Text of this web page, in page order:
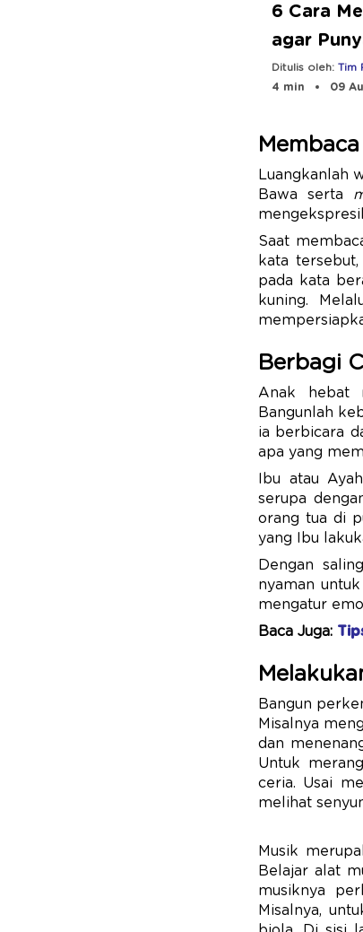
6 Cara
agar
Hebat
Ditulis oleh: Tim
4 min
09
Luangkanlah
Bawa serta
Saat
kata
pada kata
kuning.
Berbagi
Anak hebat
Bangunlah
ia berbicara
apa yang
Ibu atau
serupa
orang tua di
yang Ibu
Dengan
nyaman
mengatur
Baca Juga:
Bangun
Misalnya
dan
Untuk
ceria. Usai
melihat
Musik
Belajar alat
musiknya
Misalnya,